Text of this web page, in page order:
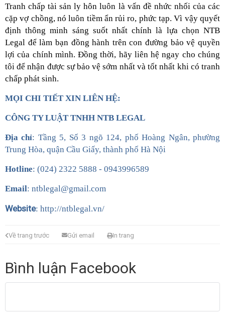
Tranh chấp tài sản ly hôn luôn là vấn đề nhức nhối của các
cặp vợ chồng, nó luôn tiềm ẩn rủi ro, phức tạp. Vì vậy quyết
định thông minh sáng suốt nhất chính là lựa chọn NTB
Legal để làm bạn đồng hành trên con đường bảo vệ quyền
lợi của chính mình. Đồng thời, hãy liên hệ ngay cho chúng
tôi để nhận được sự bảo vệ sớm nhất và tốt nhất khi có tranh
chấp phát sinh.
MỌI CHI TIẾT XIN LIÊN HỆ:
CÔNG TY LUẬT TNHH NTB LEGAL
Địa chỉ: Tầng 5, Số 3 ngõ 124, phố Hoàng Ngân, phường
Trung Hòa, quận Cầu Giấy, thành phố Hà Nội
Hotline: (024) 2322 5888 - 0943996589
Email: ntblegal@gmail.com
Website: http://ntblegal.vn/
Về trang trước Gửi email In trang
Bình luận Facebook